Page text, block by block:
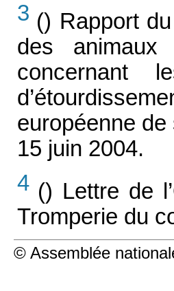
3 () Rapport
des
concernant
européenne
15 juin 2004.
4 () Lettre de
Tromperie du
© Assemblée